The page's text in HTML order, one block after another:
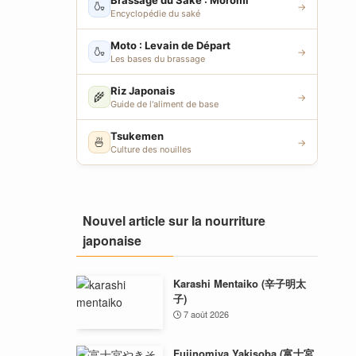
🍶
Encyclopédie du saké
→
🍶 Moto : Levain de Départ
Les bases du brassage
→
🌾 Riz Japonais
Guide de l'aliment de base
→
🍜 Tsukemen
Culture des nouilles
→
Nouvel article sur la nourriture
japonaise
Karashi Mentaiko (辛子明太
子)
7 août 2026